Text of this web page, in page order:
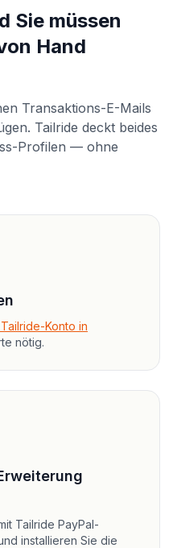
Sie müssen
Hand
Transaktions-E-Mails
Tailride deckt beides
Profilen — ohne
Konto in
nötig.
Tailride PayPal-
installieren Sie die